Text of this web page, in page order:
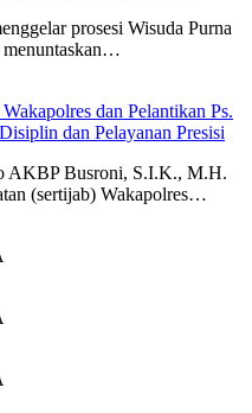
prosesi Wisuda Purna
menuntaskan…
dan Pelantikan Ps.
dan Pelayanan Presisi
AKBP Busroni, S.I.K., M.H.
(sertijab) Wakapolres…